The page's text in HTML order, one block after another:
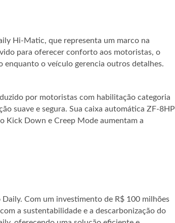
Hi-Matic, que representa um marco na
para oferecer conforto aos motoristas, o
enquanto o veículo gerencia outros detalhes.
por motoristas com habilitação categoria
suave e segura. Sua caixa automática ZF-8HP
Kick Down e Creep Mode aumentam a
Com um investimento de R$ 100 milhões
a sustentabilidade e a descarbonização do